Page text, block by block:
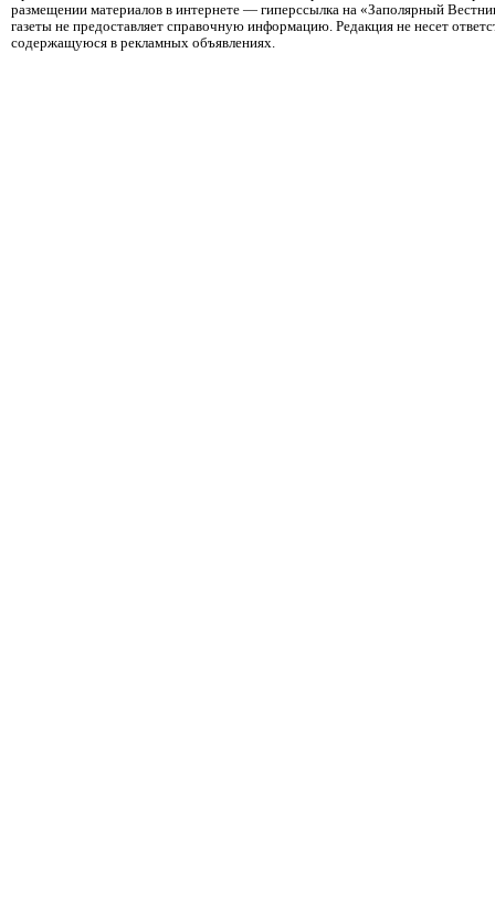
размещении материалов в интернете — гиперссылка на «Заполярный
газеты не предоставляет справочную информацию. Редакция не несет
содержащуюся в рекламных объявлениях.